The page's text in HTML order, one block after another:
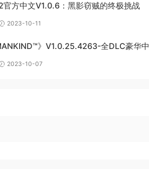
官方中文V1.0.6：黑影窃贼的终极挑战
2023-10-11
》V1.0.25.4263-全DLC豪华
费下载
2023-10-07